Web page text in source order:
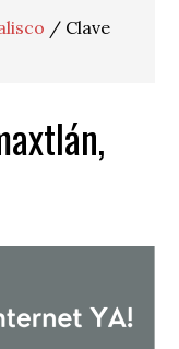
/ Clave